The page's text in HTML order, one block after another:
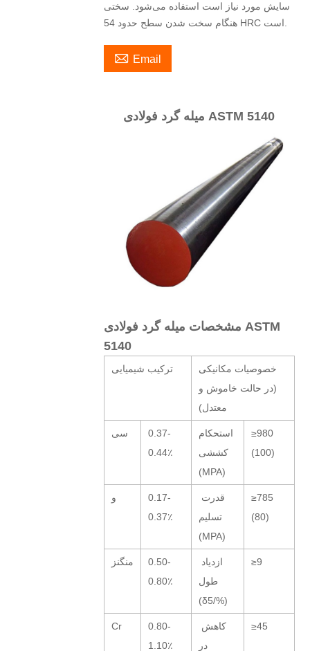
سایش مورد نیاز است استفاده می‌شود. سختی
 Email
میله گرد فولادی ASTM 5140
مشخصات میله گرد فولادی ASTM
5140
ترکیب شیمیایی
خصوصیات مکانیکی
(در حالت خاموش و
معتدل)
سی
0.37-
0.44٪
استحکام
کششی
(MPA)
≥980
(100)
و
0.17-
0.37٪
تسلیم
(MPA)
≥785
(80)
منگنز
0.50-
0.80٪
طول
(δ5/%)
≥9
Cr
0.80-
1.10٪
در
≥45